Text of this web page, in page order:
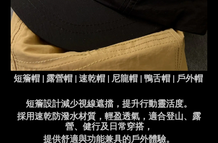
短簷帽 | 露營帽 | 速乾帽 | 尼龍帽 | 鴨舌帽 | 戶外帽
短簷設計減少視線遮擋，提升行動靈活度。
採用速乾防潑水材質，輕盈透氣，適合登山、露
營、健行及日常穿搭，
提供舒適與功能兼具的戶外體驗。